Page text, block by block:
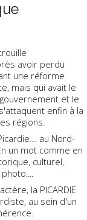
avoir perdu
une réforme
mais qui avait le
et le
enfin à la
régions.
au Nord-
un mot comme en
culturel,
la PICARDIE
au sein d'un